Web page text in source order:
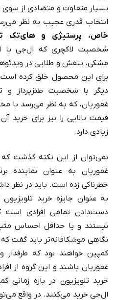
بسیار متفاوت و متضادی از سوی
انتخاب قدری عجیب به نظر
خاص، پرستیژی و های‌تک
شخصیت لاکچری که ال‌جی با
مشکی، بنفش و طلایی در
برای این محصول خلق کرده
دیگر با شخصیت طنزپرداز و
غفوریان، که به نظر می‌رسد با
قیمت بالایی را نیز برای خرید
زیادی دارد.
غفوریان به عنوان نماینده
خطرناکی زده است. باید در نظر
دست‌دادن تمامی افرادی است
نیستند و یا حداقل احساس
نگاهی موشکافانه‌تر باید گفت
کمپین خواهند بود که طرفدار
غفوریان باشند و این گروه از
خرید تلویزیون در بازه زمانی